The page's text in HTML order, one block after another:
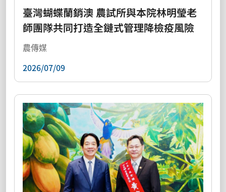
臺灣蝴蝶蘭銷澳 農試所與本院林明瑩老
師團隊共同打造全鏈式管理降檢疫風險
農傳媒
2026/07/09